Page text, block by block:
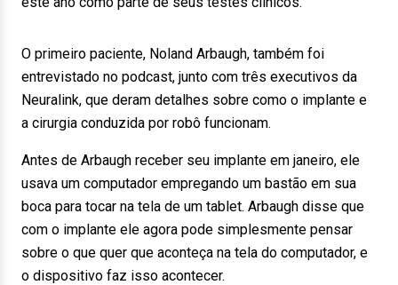
O primeiro paciente, Noland Arbaugh, também foi
entrevistado no podcast, junto com três executivos da
Neuralink, que deram detalhes sobre como o implante e
a cirurgia conduzida por robô funcionam.
Antes de Arbaugh receber seu implante em janeiro, ele
usava um computador empregando um bastão em sua
boca para tocar na tela de um tablet. Arbaugh disse que
com o implante ele agora pode simplesmente pensar
sobre o que quer que aconteça na tela do computador, e
o dispositivo faz isso acontecer.